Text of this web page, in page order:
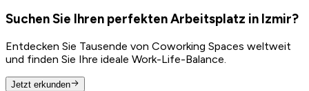
Suchen Sie Ihren perfekten Arbeitsplatz in Izmir?
Entdecken Sie Tausende von Coworking Spaces weltweit
und finden Sie Ihre ideale Work-Life-Balance.
Jetzt erkunden